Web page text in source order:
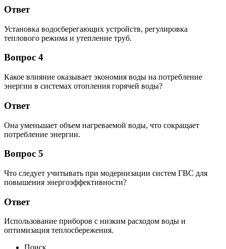
Ответ
Установка водосберегающих устройств, регулировка
теплового режима и утепление труб.
Вопрос 4
Какое влияние оказывает экономия воды на потребление
энергии в системах отопления горячей воды?
Ответ
Она уменьшает объем нагреваемой воды, что сокращает
потребление энергии.
Вопрос 5
Что следует учитывать при модернизации систем ГВС для
повышения энергоэффективности?
Ответ
Использование приборов с низким расходом воды и
оптимизация теплосбережения.